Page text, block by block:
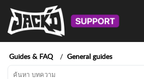
Guides & FAQ General guides